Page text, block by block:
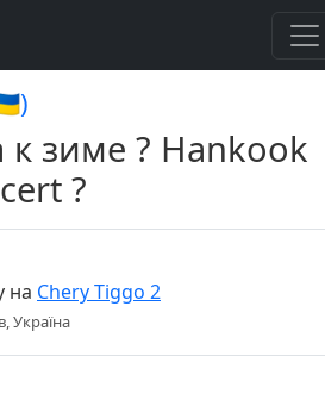
к зиме ? Hankook
?
на Chery Tiggo 2
Україна